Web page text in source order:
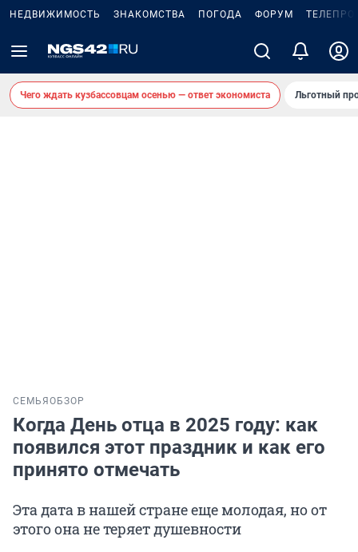
НЕДВИЖИМОСТЬ ЗНАКОМСТВА ПОГОДА ФОРУМ
Чего ждать кузбассовцам осенью — ответ экономиста Льготный
СЕМЬЯ ОБЗОР
Когда День отца в 2025 году: как
появился этот праздник и как его
принято отмечать
Эта дата в нашей стране еще молодая, но от
этого она не теряет душевности